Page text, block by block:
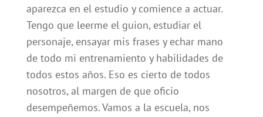
aparezca en el estudio y comience a actuar.
Tengo que leerme el guion, estudiar el
personaje, ensayar mis frases y echar mano
de todo mi entrenamiento y habilidades de
todos estos años. Eso es cierto de todos
nosotros, al margen de que oficio
desempeñemos. Vamos a la escuela, nos